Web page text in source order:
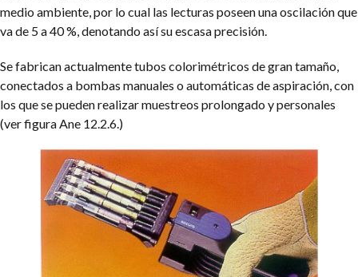
medio ambiente, por lo cual las lecturas poseen una oscilación que
va de 5 a 40 %, denotando así su escasa precisión.
Se fabrican actualmente tubos colorimétricos de gran tamaño,
conectados a bombas manuales o automáticas de aspiración, con
los que se pueden realizar muestreos prolongado y personales
(ver figura Ane 12.2.6.)